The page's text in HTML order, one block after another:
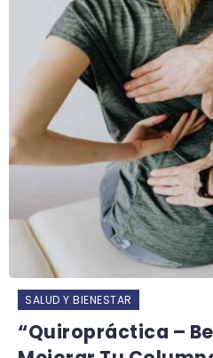
SALUD Y BIENESTAR
“Quiropráctica –